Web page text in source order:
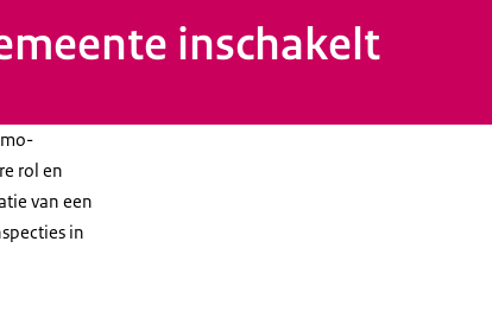
inschakelt
rol en
van een
in